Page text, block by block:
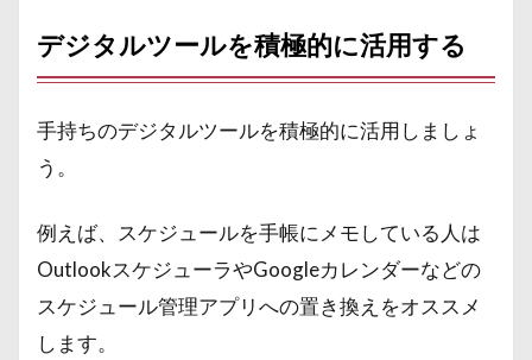
デジタルツールを積極的に活用する
手持ちのデジタルツールを積極的に活用しましょ
う。
例えば、スケジュールを手帳にメモしている人は
OutlookスケジューラやGoogleカレンダーなどの
スケジュール管理アプリへの置き換えをオススメ
します。